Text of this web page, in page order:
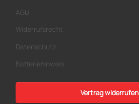
AGB
Widerrufsrecht
Datenschutz
Batteriehinweis
Vertrag widerrufen